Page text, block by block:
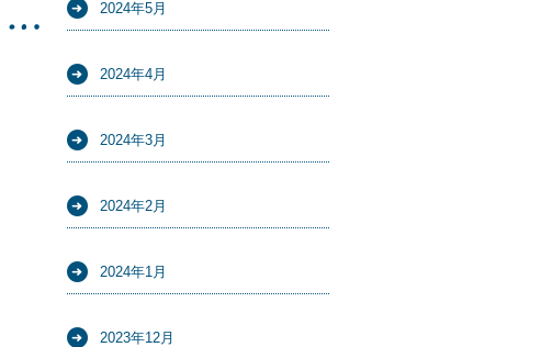
2024年5月
2024年4月
2024年3月
2024年2月
2024年1月
2023年12月